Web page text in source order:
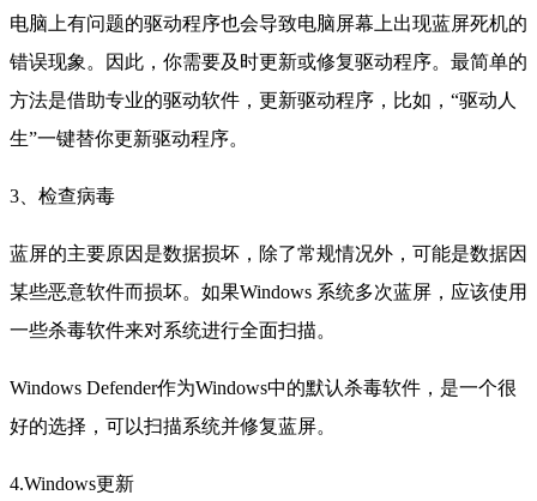
电脑上有问题的驱动程序也会导致电脑屏幕上出现蓝屏死机的
错误现象。因此，你需要及时更新或修复驱动程序。最简单的
方法是借助专业的驱动软件，更新驱动程序，比如，“驱动人
生”一键替你更新驱动程序。
3、检查病毒
蓝屏的主要原因是数据损坏，除了常规情况外，可能是数据因
某些恶意软件而损坏。如果Windows 系统多次蓝屏，应该使用
一些杀毒软件来对系统进行全面扫描。
Windows Defender作为Windows中的默认杀毒软件，是一个很
好的选择，可以扫描系统并修复蓝屏。
4.Windows更新